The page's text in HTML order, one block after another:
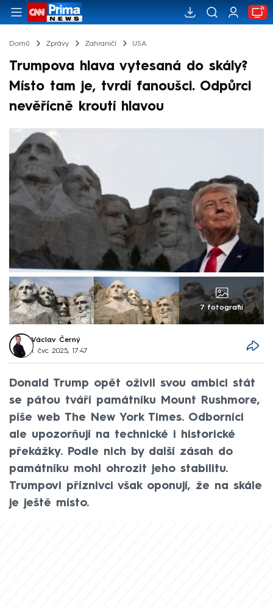
Domů Zprávy Zahraničí USA
Trumpova hlava vytesaná do skály?
Místo tam je, tvrdí fanoušci. Odpůrci
nevěřícně kroutí hlavou
7 fotografií
Václav Černý
1. čvc 2025, 17:47
Donald Trump opět oživil svou ambici stát
se pátou tváří památníku Mount Rushmore,
píše web The New York Times. Odborníci
ale upozorňují na technické i historické
překážky. Podle nich by další zásah do
památníku mohl ohrozit jeho stabilitu.
Trumpovi příznivci však oponují, že na skále
je ještě místo.